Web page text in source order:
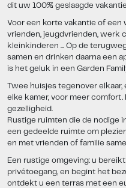
dit uw 100% geslaagde
Voor een korte vakantie of een
vrienden, jeugdvrienden, werk
kleinkinderen ... Op de
samen en drinken daarna een
is het geluk in een Garden
Twee huisjes tegenover
elke kamer, voor meer
gezelligheid.
Rustige ruimten die de nodige
een gedeelde ruimte om
en met vrienden of familie
Een rustige omgeving: u
privétoegang, en begint het
ontdekt u een terras met een